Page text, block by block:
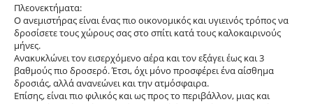
Πλεονεκτήματα:
Ο ανεμιστήρας είναι ένας πιο οικονομικός και υγιεινός τρόπος να
δροσίσετε τους χώρους σας στο σπίτι κατά τους καλοκαιρινούς
μήνες.
Ανακυκλώνει τον εισερχόμενο αέρα και τον εξάγει έως και 3
βαθμούς πιο δροσερό. Έτσι, όχι μόνο προσφέρει ένα αίσθημα
δροσιάς, αλλά ανανεώνει και την ατμόσφαιρα.
Επίσης, είναι πιο φιλικός και ως προς το περιβάλλον, μιας και